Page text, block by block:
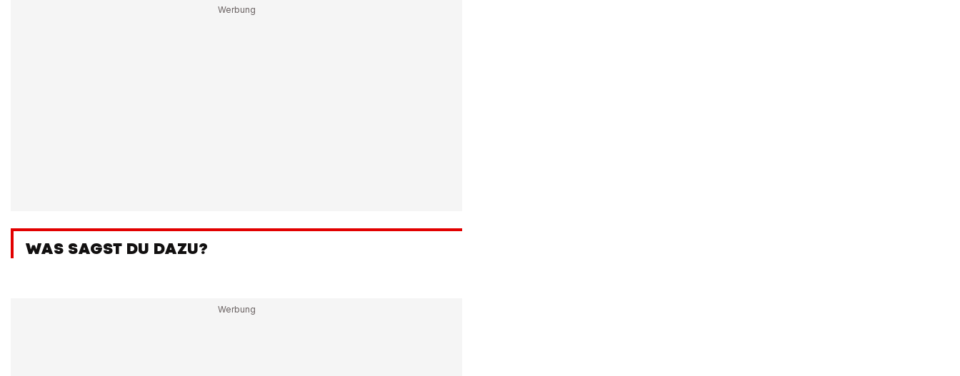
WAS SAGST DU DAZU?